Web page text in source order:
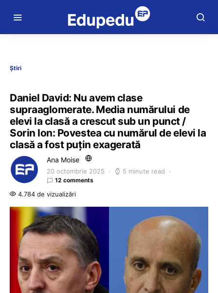
Știri
Daniel David: Nu avem clase
supraaglomerate. Media numărului de
elevi la clasă a crescut sub un punct /
Sorin Ion: Povestea cu numărul de elevi la
clasă a fost puțin exagerată
Ana Moise
20 octombrie 2025 5 minute read
12 comments
4.784 de vizualizări